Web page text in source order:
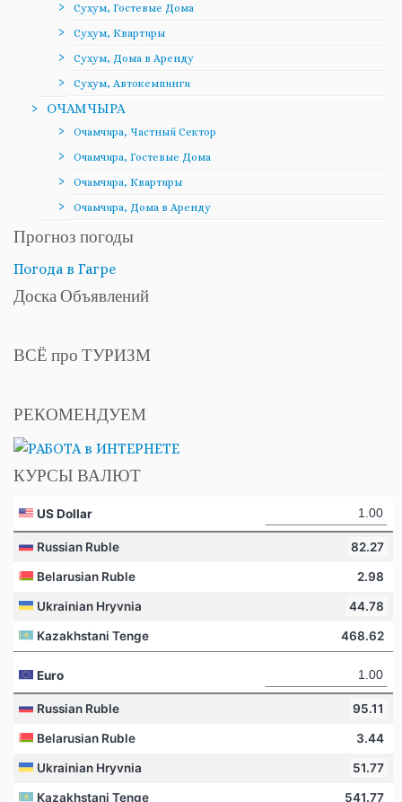
Сухум, Гостевые Дома
Сухум, Квартиры
Сухум, Дома в Аренду
Сухум, Автокемпинги
ОЧАМЧЫРА
Очамчира, Частный Сектор
Очамчира, Гостевые Дома
Очамчира, Квартиры
Очамчира, Дома в Аренду
Прогноз погоды
Погода в Гагре
Доска Объявлений
ВСЁ про ТУРИЗМ
РЕКОМЕНДУЕМ
КУРСЫ ВАЛЮТ